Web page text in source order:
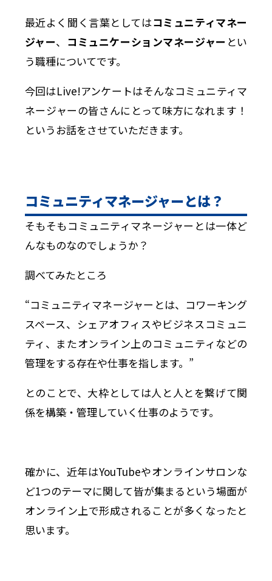
最近よく聞く言葉としてはコミュニティマネー
ジャー、 コミュニケーションマネージャー とい
う職種についてです。
今回はLive!アンケートはそんなコミュニティマ
ネージャーの皆さんにとって味方になれます！
というお話をさせていただきます。
コミュニティマネージャーとは？
そもそもコミュニティマネージャーとは一体ど
んなものなのでしょうか？
調べてみたところ
“コミュニティマネージャーとは、コワーキング
スペース、シェアオフィスやビジネスコミュニ
ティ、またオンライン上のコミュニティなどの
管理をする存在や仕事を指します。”
とのことで、大枠としては人と人とを繋げて関
係を構築・管理していく仕事のようです。
確かに、近年はYouTubeやオンラインサロンな
ど1つのテーマに関して皆が集まるという場面が
オンライン上で形成されることが多くなったと
思います。